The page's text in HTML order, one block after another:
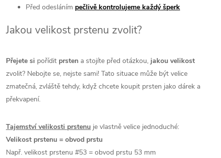
Před odesláním pečlivě kontrolujeme každý šperk
Jakou velikost prstenu zvolit?
Přejete si pořídit prsten a stojíte před otázkou, jakou velikost
zvolit? Nebojte se, nejste sami! Tato situace může být velice
zmatečná, zvláště tehdy, když chcete koupit prsten jako dárek a
překvapení.
Tajemství velikosti prstenu je vlastně velice jednoduché:
Velikost prstenu = obvod prstu
Např. velikost prstenu #53 = obvod prstu 53 mm